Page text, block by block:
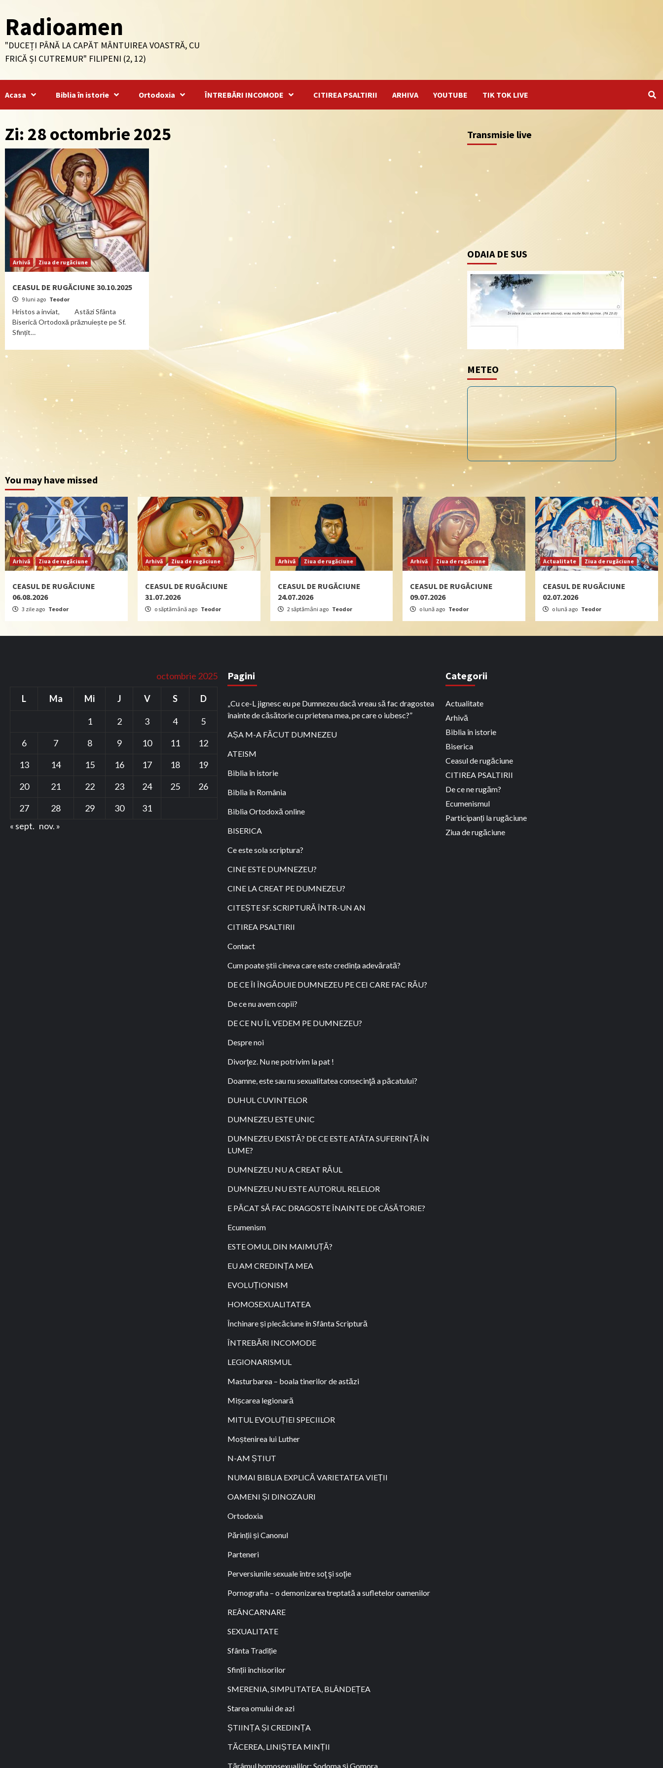
to
content
Radioamen
"DUCEȚI PÂNĂ LA CAPĂT MÂNTUIREA VOASTRĂ, CU
FRICĂ ȘI CUTREMUR" FILIPENI (2, 12)
Acasa Biblia în istorie Ortodoxia ÎNTREBĂRI INCOMODE CITIREA PSALTIRII ARHIVA YOUTUBE TIK TOK LIVE
Zi: 28 octombrie 2025
Arhivă Ziua de rugăciune
CEASUL DE RUGĂCIUNE 30.10.2025
9 luni ago Teodor
Hristos a inviat, Astăzi Sfânta
Biserică Ortodoxă prăznuiește pe Sf.
Sfințit…
Transmisie live
ODAIA DE SUS
METEO
You may have missed
Arhivă Ziua de rugăciune
CEASUL DE RUGĂCIUNE
06.08.2026
3 zile ago Teodor
Arhivă Ziua de rugăciune
CEASUL DE RUGĂCIUNE
31.07.2026
o săptămână ago Teodor
Arhivă Ziua de rugăciune
CEASUL DE RUGĂCIUNE
24.07.2026
2 săptămâni ago Teodor
Arhivă Ziua de rugăciune
CEASUL DE RUGĂCIUNE
09.07.2026
o lună ago Teodor
Actualitate Ziua de rugăciune
CEASUL DE RUGĂCIUNE
02.07.2026
o lună ago Teodor
octombrie 2025
L Ma Mi J V S D
1 2 3 4
5
6
7 8 9 10 11
12
13
14 15 16 17 18
19
20
21 22 23 24 25
26
27
28 29 30
31
« sept. nov. »
Pagini
„Cu ce-L jignesc eu pe Dumnezeu dacă vreau să fac dragostea
înainte de căsătorie cu prietena mea, pe care o iubesc?”
AȘA M-A FĂCUT DUMNEZEU
ATEISM
Biblia în istorie
Biblia în România
Biblia Ortodoxă online
BISERICA
Ce este sola scriptura?
CINE ESTE DUMNEZEU?
CINE LA CREAT PE DUMNEZEU?
CITEȘTE SF. SCRIPTURĂ ÎNTR-UN AN
CITIREA PSALTIRII
Contact
Cum poate știi cineva care este credința adevărată?
DE CE ÎI ÎNGĂDUIE DUMNEZEU PE CEI CARE FAC RĂU?
De ce nu avem copii?
DE CE NU ÎL VEDEM PE DUMNEZEU?
Despre noi
Divorţez. Nu ne potrivim la pat !
Doamne, este sau nu sexualitatea consecinţă a păcatului?
DUHUL CUVINTELOR
DUMNEZEU ESTE UNIC
DUMNEZEU EXISTĂ? DE CE ESTE ATÂTA SUFERINȚĂ ÎN
LUME?
DUMNEZEU NU A CREAT RĂUL
DUMNEZEU NU ESTE AUTORUL RELELOR
E PĂCAT SĂ FAC DRAGOSTE ÎNAINTE DE CĂSĂTORIE?
Ecumenism
ESTE OMUL DIN MAIMUȚĂ?
EU AM CREDINȚA MEA
EVOLUȚIONISM
HOMOSEXUALITATEA
Închinare și plecăciune în Sfânta Scriptură
ÎNTREBĂRI INCOMODE
LEGIONARISMUL
Masturbarea – boala tinerilor de astăzi
Mișcarea legionară
MITUL EVOLUȚIEI SPECIILOR
Moștenirea lui Luther
N-AM ȘTIUT
NUMAI BIBLIA EXPLICĂ VARIETATEA VIEȚII
OAMENI ȘI DINOZAURI
Ortodoxia
Părinții și Canonul
Parteneri
Perversiunile sexuale între soţ şi soţie
Pornografia – o demonizarea treptată a sufletelor oamenilor
REÂNCARNARE
SEXUALITATE
Sfânta Tradiție
Sfinții închisorilor
SMERENIA, SIMPLITATEA, BLÂNDEȚEA
Starea omului de azi
ȘTIINȚA ȘI CREDINȚA
TĂCEREA, LINIȘTEA MINȚII
Tărâmul homosexualilor: Sodoma şi Gomora
Categorii
Actualitate
Arhivă
Biblia în istorie
Biserica
Ceasul de rugăciune
CITIREA PSALTIRII
De ce ne rugăm?
Ecumenismul
Participanți la rugăciune
Ziua de rugăciune